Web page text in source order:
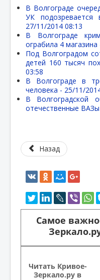
В Волгограде
УК
27/11/2014 08:13
В Волгограде
ограбила 4 магазина
Под Волгоградом
детей 160 тысяч
03:58
В Волгограде в
человека - 25/11/
В Волгоградской
отечественные
Назад
Самое
Читать Кривое-
Зеркало.ру в